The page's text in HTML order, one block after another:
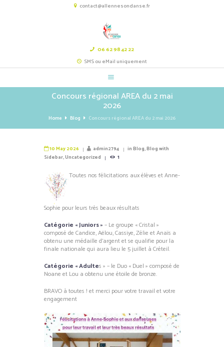
contact@allennesondanse.fr
06 62 98 42 22
SMS ou eMail uniquement
Concours régional AREA du 2 mai
2026
Home Blog Concours régional AREA du 2 mai 2026
10 May 2026 admin2794 inBlog,Blog with
Sidebar,Uncategorized 1
Toutes nos félicitations aux élèves et Anne-
Sophie pour leurs très beaux résultats
Catégorie « Juniors » – Le groupe « Cristal »
composé de Candice, Aëlou, Cassiye, Zélie et Anaïs a
obtenu une médaille d’argent et se qualifie pour la
finale nationale qui aura lieu le 5 juillet à Créteil.
Catégorie « Adultes » – le Duo « Duel » composé de
Noane et Lou a obtenu une étoile de bronze.
BRAVO à toutes ! et merci pour votre travail et votre
engagement